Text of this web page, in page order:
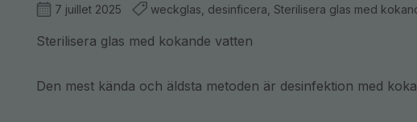
7 juillet 2025 weckglas, desinficera, Sterilisera glas med
Sterilisera glas med kokande vatten
Den mest kända och äldsta metoden är desinfektion med